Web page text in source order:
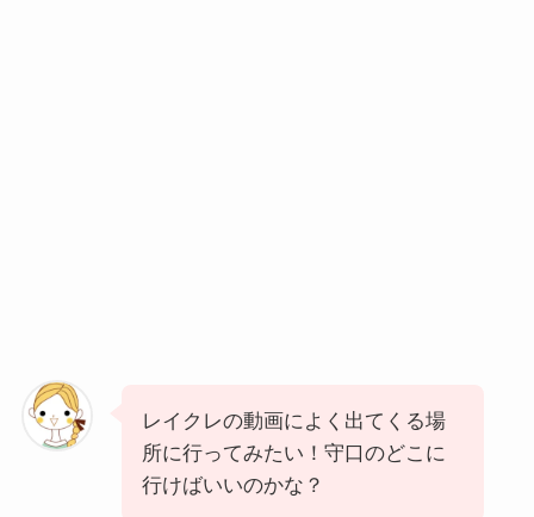
レイクレの動画によく出てくる場
所に行ってみたい！守口のどこに
行けばいいのかな？